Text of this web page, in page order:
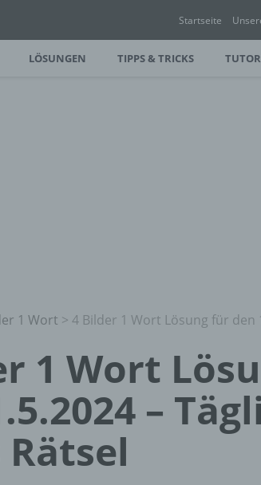
Startseite
LÖSUNGEN TIPPS & TRICKS
1 Wort > 4 Bilder 1 Wort Lösung für den
1 Wort
–